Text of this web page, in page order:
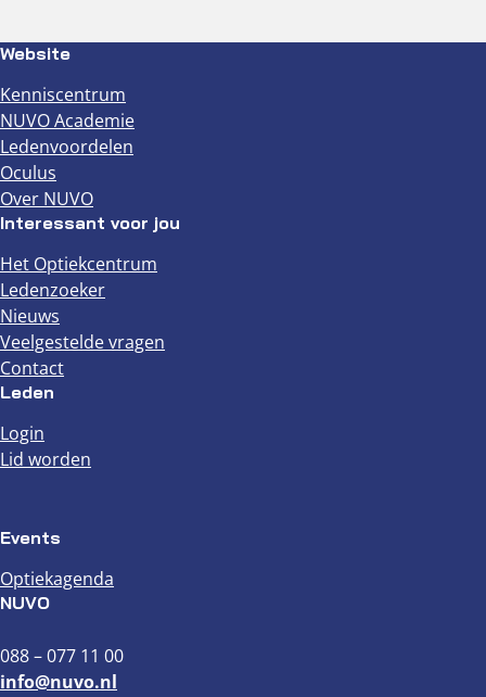
Website
Kenniscentrum
NUVO Academie
Ledenvoordelen
Oculus
Over NUVO
Interessant voor jou
Het Optiekcentrum
Ledenzoeker
Nieuws
Veelgestelde vragen
Contact
Leden
Login
Lid worden
Events
Optiekagenda
NUVO
088 – 077 11 00
info@nuvo.nl